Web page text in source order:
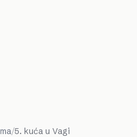
/5. kuća u Vagi